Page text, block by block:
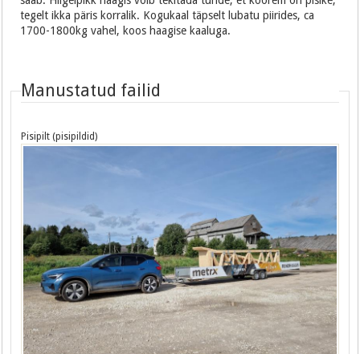
tegelt ikka päris korralik. Kogukaal täpselt lubatu piirides, ca
1700-1800kg vahel, koos haagise kaaluga.
Manustatud failid
Pisipilt (pisipildid)